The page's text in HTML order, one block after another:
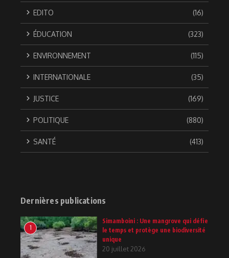
EDITO (16)
ÉDUCATION (323)
ENVIRONNEMENT (115)
INTERNATIONALE (35)
JUSTICE (169)
POLITIQUE (880)
SANTÉ (413)
Dernières publications
1
Simamboini : Une mangrove qui défie
le temps et protège une biodiversité
unique
20 juillet 2026